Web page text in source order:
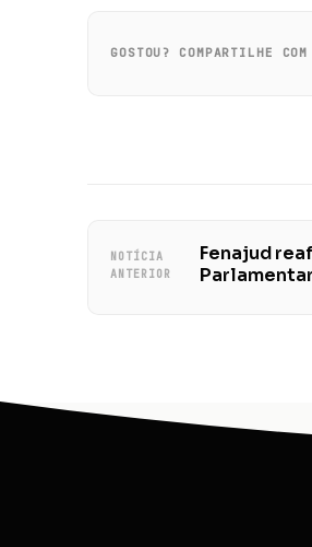
GOSTOU? COMPARTILHE
NOTÍCIA
ANTERIOR
Fenajud